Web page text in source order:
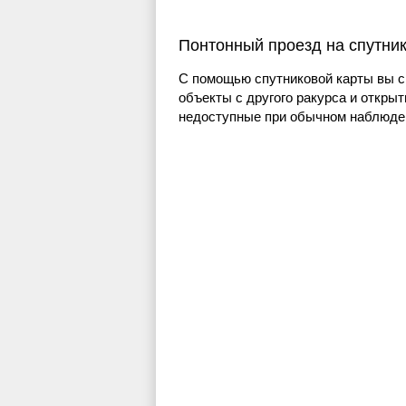
Понтонный проезд на
С помощью спутниковой карты вы
объекты с другого ракурса и
недоступные при обычном